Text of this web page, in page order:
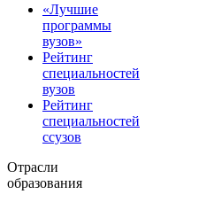
«Лучшие
программы
вузов»
Рейтинг
специальностей
вузов
Рейтинг
специальностей
ссузов
Отрасли
образования